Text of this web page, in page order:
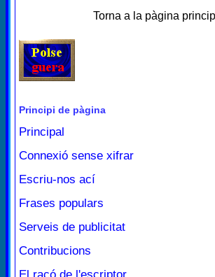
Torna a la pàgina
Principi de pàgina
Principal
Connexió sense xifrar
Escriu-nos ací
Frases populars
Serveis de publicitat
Contribucions